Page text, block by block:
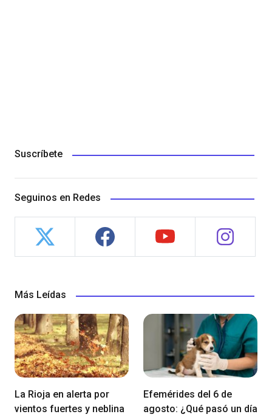
Suscríbete
Seguinos en Redes
Más Leídas
La Rioja en alerta por
vientos fuertes y neblina
Efemérides del 6 de
agosto: ¿Qué pasó un día